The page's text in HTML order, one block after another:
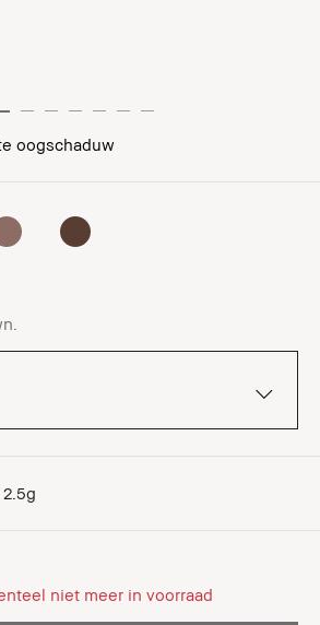
oogschaduw
niet meer in voorraad